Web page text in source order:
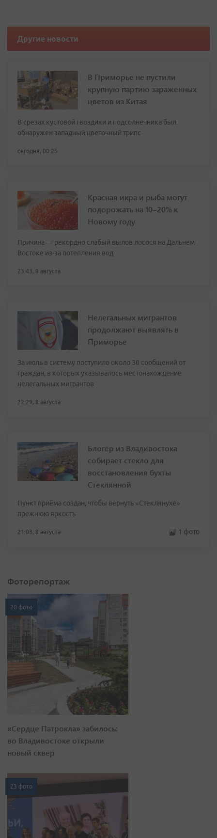
Другие новости
В Приморье не пустили
крупную партию зараженных
цветов из Китая
В срезах кустовой гвоздики и подсолнечника был
обнаружен западный цветочный трипс
сегодня, 00:25
Красная икра и рыба могут
подорожать на 10–20% к
Новому году
Причина — рекордно слабый вылов лосося на Дальнем
Востоке из-за потепления вод
23:43, 8 августа
Нелегальных мигрантов
продолжают выявлять в
Приморье
За июль в систему поступило около 30 сообщений от
граждан, в которых указывалось местонахождение
нелегальных мигрантов
22:29, 8 августа
Блогер из Владивостока
собирает стекло для
восстановления бухты
Стеклянной
Пункт приёма создан, чтобы вернуть «Стеклянухе»
прежнюю яркость
21:03, 8 августа 1 фото
Фоторепортаж
20 фото
«Сердце Патрокла» забилось:
во Владивостоке открыли
новый сквер
23 фото